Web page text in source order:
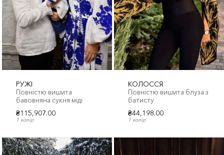
РУЖІ
Повністю вишита
бавовняна сукня міді
₴115,907.00
1 колір
КОЛОССЯ
Повністю вишита блуза з
батисту
₴44,198.00
1 колір